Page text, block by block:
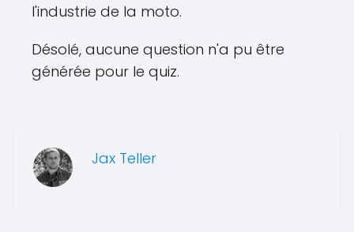
l'industrie de la moto.
Désolé, aucune question n'a pu être
générée pour le quiz.
Jax Teller